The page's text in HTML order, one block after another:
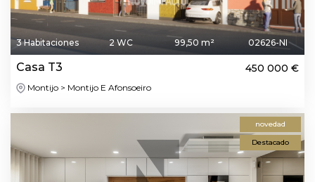
3 Habitaciones 2 WC 99,50 m² 02626-NI
Casa T3 450 000 €
Montijo > Montijo E Afonsoeiro
novedad
Destacado